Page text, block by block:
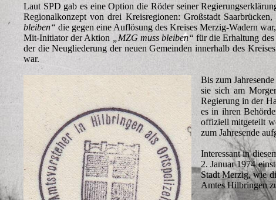
Laut SPD gab es eine Option die Röder seiner
Regionalkonzept von drei Kreisregionen: Großstadt
bleiben“ die gegen eine Auflösung des Kreises Merzig-Wadern
Mit-Initiator der Aktion
„MZG muss bleiben“ für die Erhaltung
der die Neugliederung der neuen Gemeinden innerhalb des
war.
Bis zum
sie sich am
Regierung in der
es in ihren
offiziell mitgeteilt
zum Jahresende
Interessant in
2. Januar 1974
Stadt Merzig, wie
Amtes Hilbringen